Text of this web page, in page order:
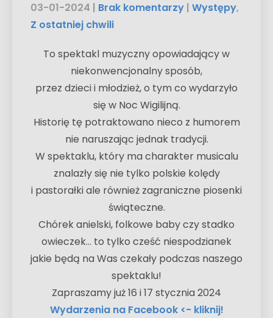
03-01-2024 | Brak komentarzy | Występy,
Z ostatniej chwili
To spektakl muzyczny opowiadający w
niekonwencjonalny sposób,
przez dzieci i młodzież, o tym co wydarzyło
się w Noc Wigilijną.
Historię tę potraktowano nieco z humorem
nie naruszając jednak tradycji.
W spektaklu, który ma charakter musicalu
znalazły się nie tylko polskie kolędy
i pastorałki ale również zagraniczne piosenki
świąteczne.
Chórek anielski, folkowe baby czy stadko
owieczek… to tylko cześć niespodzianek
jakie będą na Was czekały podczas naszego
spektaklu!
Zapraszamy już 16 i 17 stycznia 2024
Wydarzenia na Facebook <- kliknij!